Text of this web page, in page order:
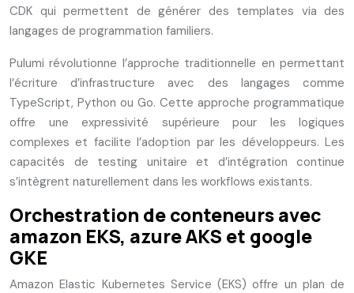
CDK qui permettent de générer des templates via des
langages de programmation familiers.
Pulumi révolutionne l’approche traditionnelle en permettant
l’écriture d’infrastructure avec des langages comme
TypeScript, Python ou Go. Cette approche programmatique
offre une expressivité supérieure pour les logiques
complexes et facilite l’adoption par les développeurs. Les
capacités de testing unitaire et d’intégration continue
s’intègrent naturellement dans les workflows existants.
Orchestration de conteneurs avec
amazon EKS, azure AKS et google
GKE
Amazon Elastic Kubernetes Service (EKS) offre un plan de